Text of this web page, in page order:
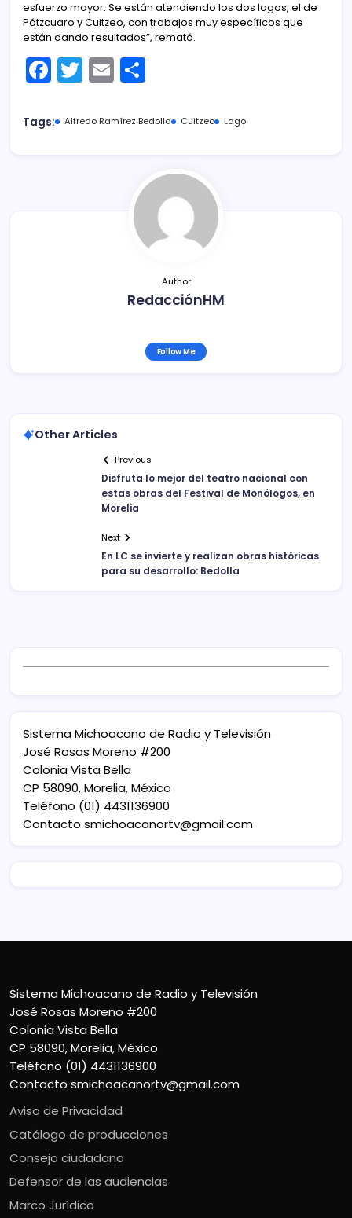
esfuerzo mayor. Se están atendiendo los dos lagos, el de
Pátzcuaro y Cuitzeo, con trabajos muy específicos que
están dando resultados”, remató.
F
a
c
T
w
itt
E
m
ai m
ar
tir
Tags: Alfredo Ramírez Bedolla Cuitzeo Lago
Author
RedacciónHM
Follow Me
Other Articles
Previous
Disfruta lo mejor del teatro nacional con
estas obras del Festival de Monólogos, en
Morelia
Next
En LC se invierte y realizan obras históricas
para su desarrollo: Bedolla
Sistema Michoacano de Radio y Televisión
José Rosas Moreno #200
Colonia Vista Bella
CP 58090, Morelia, México
Teléfono (01) 4431136900
Contacto smichoacanortv@gmail.com
Sistema Michoacano de Radio y Televisión
José Rosas Moreno #200
Colonia Vista Bella
CP 58090, Morelia, México
Teléfono (01) 4431136900
Contacto smichoacanortv@gmail.com
Aviso de Privacidad
Catálogo de producciones
Consejo ciudadano
Defensor de las audiencias
Marco Jurídico